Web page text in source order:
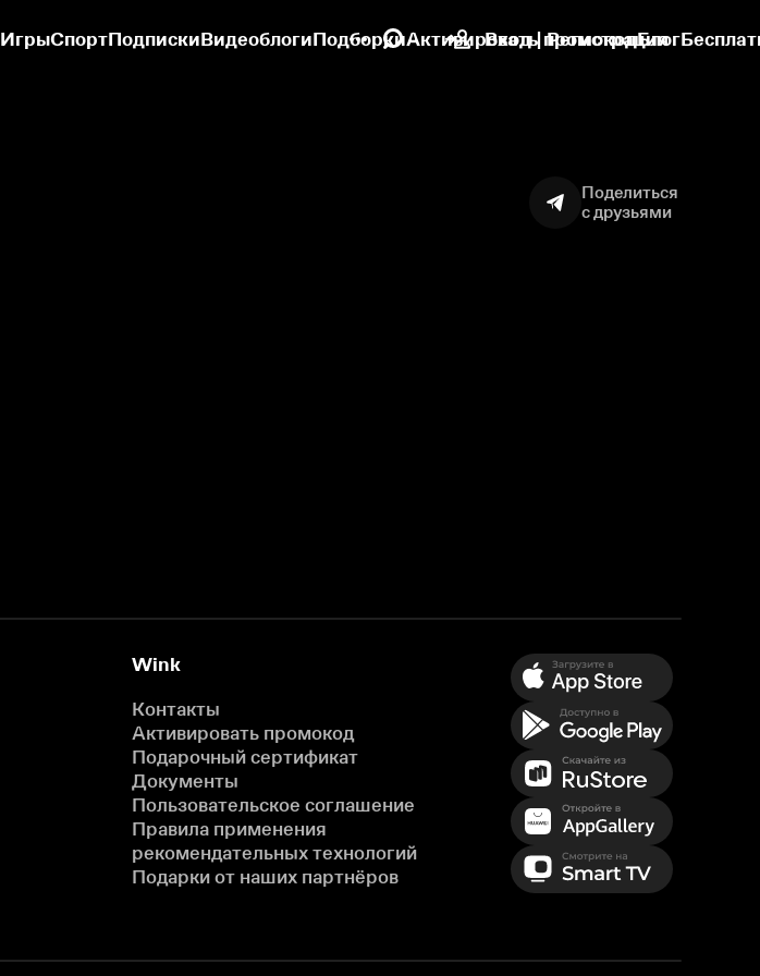
ИгрыСпортПодпискиВидеоблогиПодборкиАктивировать промокодБлог
Вход | Регистрация
Поделиться
с друзьями
Wink
Контакты
Активировать промокод
Подарочный сертификат
Документы
Пользовательское соглашение
Правила применения
рекомендательных технологий
Подарки от наших партнёров